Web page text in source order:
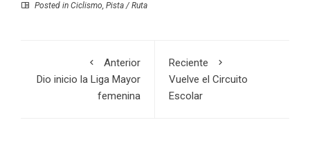
Posted in Ciclismo, Pista / Ruta
Anterior
Dio inicio la Liga Mayor
femenina
Reciente
Vuelve el Circuito
Escolar